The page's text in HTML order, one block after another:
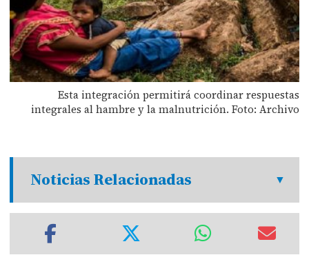
Esta integración permitirá coordinar respuestas
integrales al hambre y la malnutrición. Foto: Archivo
Noticias Relacionadas